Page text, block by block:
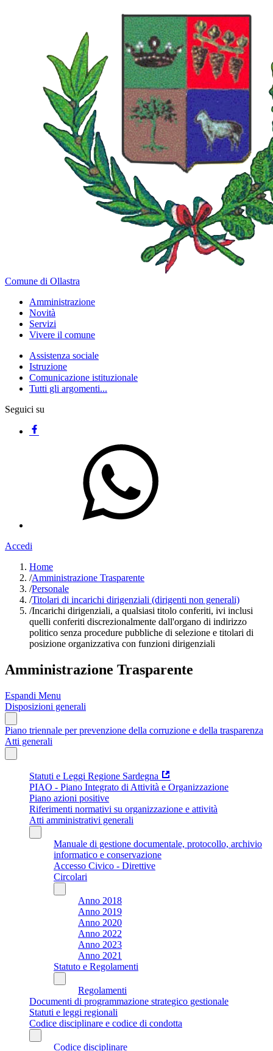
Comune di Ollastra
Amministrazione
Novità
Servizi
Vivere il comune
Assistenza sociale
Istruzione
Comunicazione istituzionale
Tutti gli argomenti...
Seguici su
Accedi
Home
/Amministrazione Trasparente
/Personale
/Titolari di incarichi dirigenziali (dirigenti non generali)
/Incarichi dirigenziali, a qualsiasi titolo conferiti, ivi inclusi
quelli conferiti discrezionalmente dall'organo di indirizzo
politico senza procedure pubbliche di selezione e titolari di
posizione organizzativa con funzioni dirigenziali
Amministrazione Trasparente
Espandi Menu
Disposizioni generali
Piano triennale per prevenzione della corruzione e della trasparenza
Atti generali
Statuti e Leggi Regione Sardegna
PIAO - Piano Integrato di Attività e Organizzazione
Piano azioni positive
Riferimenti normativi su organizzazione e attività
Atti amministrativi generali
Manuale di gestione documentale, protocollo, archivio
informatico e conservazione
Accesso Civico - Direttive
Circolari
Anno 2018
Anno 2019
Anno 2020
Anno 2022
Anno 2023
Anno 2021
Statuto e Regolamenti
Regolamenti
Documenti di programmazione strategico gestionale
Statuti e leggi regionali
Codice disciplinare e codice di condotta
Codice disciplinare